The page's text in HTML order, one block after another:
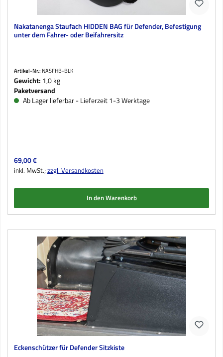
Nakatanenga Staufach HIDDEN BAG für Defender, Befestigung
unter dem Fahrer- oder Beifahrersitz
Artikel-Nr.: NASFHB-BLK
Gewicht: 1,0 kg
Paketversand
Ab Lager lieferbar - Lieferzeit 1-3 Werktage
Regulärer Preis:
69,00 €
inkl. MwSt.;zzgl. Versandkosten
In den Warenkorb
Eckenschützer für Defender Sitzkiste